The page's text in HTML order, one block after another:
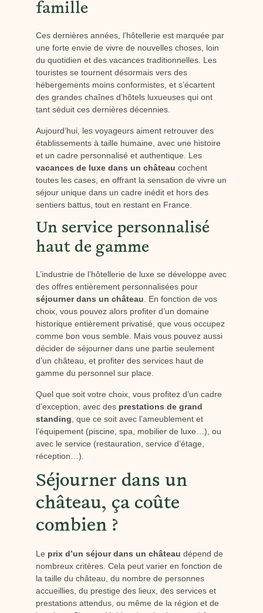
famille
Ces dernières années, l’hôtellerie est marquée par
une forte envie de vivre de nouvelles choses, loin
du quotidien et des vacances traditionnelles. Les
touristes se tournent désormais vers des
hébergements moins conformistes, et s’écartent
des grandes chaînes d’hôtels luxueuses qui ont
tant séduit ces dernières décennies.
Aujourd’hui, les voyageurs aiment retrouver des
établissements à taille humaine, avec une histoire
et un cadre personnalisé et authentique. Les
vacances de luxe dans un château cochent
toutes les cases, en offrant la sensation de vivre un
séjour unique dans un cadre inédit et hors des
sentiers battus, tout en restant en France.
Un service personnalisé
haut de gamme
L’industrie de l’hôtellerie de luxe se développe avec
des offres entièrement personnalisées pour
séjourner dans un château . En fonction de vos
choix, vous pouvez alors profiter d’un domaine
historique entièrement privatisé, que vous occupez
comme bon vous semble. Mais vous pouvez aussi
décider de séjourner dans une partie seulement
d’un château, et profiter des services haut de
gamme du personnel sur place.
Quel que soit votre choix, vous profitez d’un cadre
d’exception, avec des prestations de grand
standing , que ce soit avec l’ameublement et
l’équipement (piscine, spa, mobilier de luxe…), ou
avec le service (restauration, service d’étage,
réception…).
Séjourner dans un
château, ça coûte
combien ?
Le prix d’un séjour dans un château dépend de
nombreux critères. Cela peut varier en fonction de
la taille du château, du nombre de personnes
accueillies, du prestige des lieux, des services et
prestations attendus, ou même de la région et de